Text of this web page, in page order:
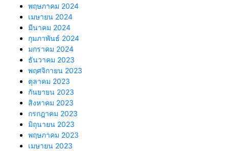
พฤษภาคม 2024
เมษายน 2024
มีนาคม 2024
กุมภาพันธ์ 2024
มกราคม 2024
ธันวาคม 2023
พฤศจิกายน 2023
ตุลาคม 2023
กันยายน 2023
สิงหาคม 2023
กรกฎาคม 2023
มิถุนายน 2023
พฤษภาคม 2023
เมษายน 2023